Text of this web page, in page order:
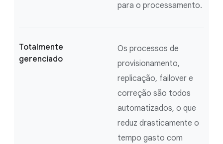
para o processamento.
Totalmente
gerenciado
Os processos de
provisionamento,
replicação, failover e
correção são todos
automatizados, o que
reduz drasticamente o
tempo gasto com